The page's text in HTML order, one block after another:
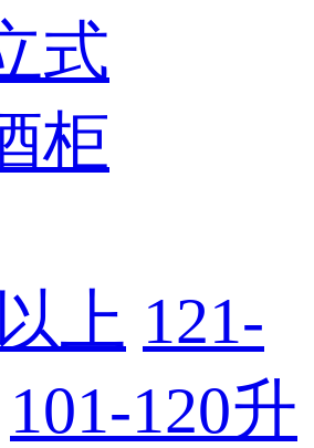
式
柜
上 121-
101-120升